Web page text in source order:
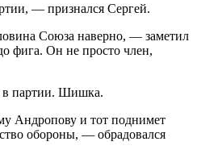
— признался Сергей.
Союза наверно, — заметил
фига. Он не просто член,
партии. Шишка.
Андропову и тот поднимет
обороны, — обрадовался